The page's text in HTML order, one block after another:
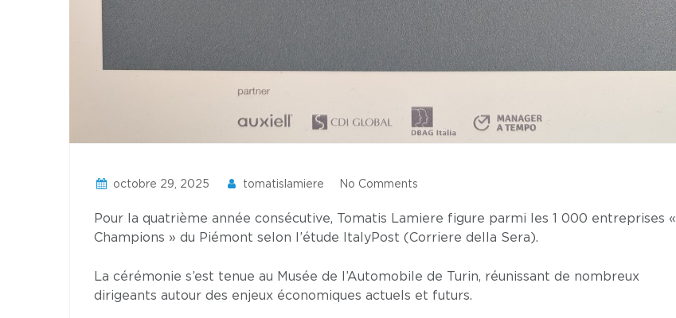
octobre 29, 2025 tomatislamiere No Comments
Pour la quatrième année consécutive, Tomatis Lamiere figure parmi les 1 000 entreprises «
Champions » du Piémont selon l’étude ItalyPost (Corriere della Sera).
La cérémonie s’est tenue au Musée de l’Automobile de Turin, réunissant de nombreux
dirigeants autour des enjeux économiques actuels et futurs.